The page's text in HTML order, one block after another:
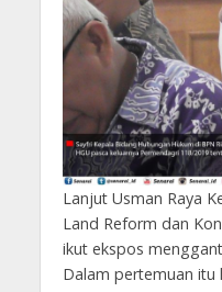
Lanjut Usman Raya
Land Reform dan
ikut ekspos
Dalam pertemuan itu